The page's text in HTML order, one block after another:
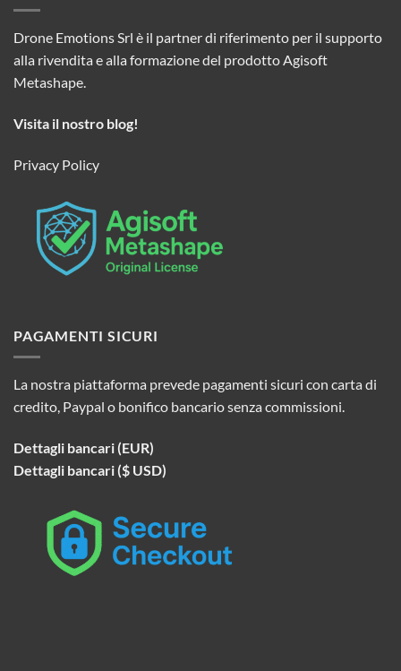
Drone Emotions Srl è il partner di riferimento per il supporto
alla rivendita e alla formazione del prodotto Agisoft
Metashape.
Visita il nostro blog!
Privacy Policy
PAGAMENTI SICURI
La nostra piattaforma prevede pagamenti sicuri con carta di
credito, Paypal o bonifico bancario senza commissioni.
Dettagli bancari (EUR)
Dettagli bancari ($ USD)